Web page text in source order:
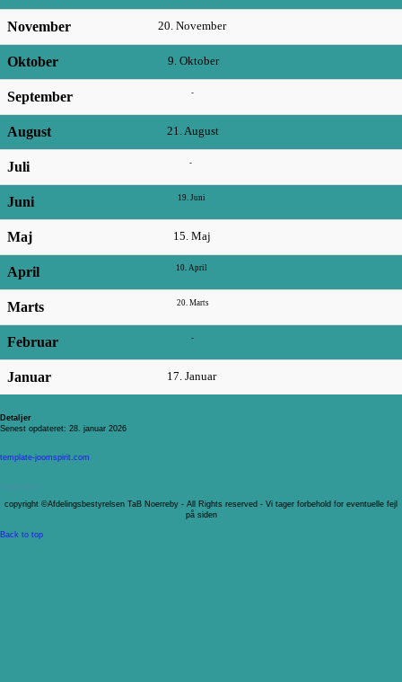
November 20. November
Oktober 9. Oktober
September -
August 21. August
Juli -
Juni 19. Juni
Maj 15. Maj
April 10. April
Marts 20. Marts
Februar -
Januar 17. Januar
Detaljer
Senest opdateret: 28. januar 2026
template-joomspirit.com
copyright ©Afdelingsbestyrelsen TaB Noerreby - All Rights reserved - Vi tager forbehold for eventuelle fejl
på siden
Back to top